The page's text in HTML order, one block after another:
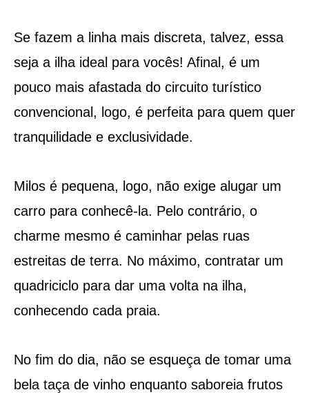
Se fazem a linha mais discreta, talvez, essa
seja a ilha ideal para vocês! Afinal, é um
pouco mais afastada do circuito turístico
convencional, logo, é perfeita para quem quer
tranquilidade e exclusividade.
Milos é pequena, logo, não exige alugar um
carro para conhecê-la. Pelo contrário, o
charme mesmo é caminhar pelas ruas
estreitas de terra. No máximo, contratar um
quadriciclo para dar uma volta na ilha,
conhecendo cada praia.
No fim do dia, não se esqueça de tomar uma
bela taça de vinho enquanto saboreia frutos